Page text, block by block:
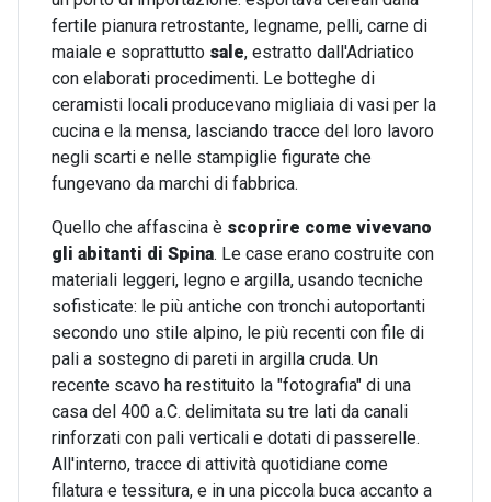
fertile pianura retrostante, legname, pelli, carne di
maiale e soprattutto sale, estratto dall'Adriatico
con elaborati procedimenti. Le botteghe di
ceramisti locali producevano migliaia di vasi per la
cucina e la mensa, lasciando tracce del loro lavoro
negli scarti e nelle stampiglie figurate che
fungevano da marchi di fabbrica.
Quello che affascina è scoprire come vivevano
gli abitanti di Spina. Le case erano costruite con
materiali leggeri, legno e argilla, usando tecniche
sofisticate: le più antiche con tronchi autoportanti
secondo uno stile alpino, le più recenti con file di
pali a sostegno di pareti in argilla cruda. Un
recente scavo ha restituito la "fotografia" di una
casa del 400 a.C. delimitata su tre lati da canali
rinforzati con pali verticali e dotati di passerelle.
All'interno, tracce di attività quotidiane come
filatura e tessitura, e in una piccola buca accanto a